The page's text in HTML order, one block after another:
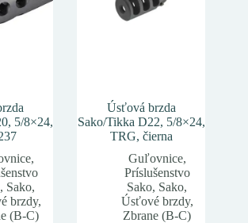
5/8×24,
,
, Sako,
brzdy,
(B-C)
Úsťová brzda
Sako/Tikka D22, 5/8×24,
TRG, čierna
Guľovnice,
Príslušenstvo
Sako, Sako,
Úsťové brzdy,
Zbrane (B-C)